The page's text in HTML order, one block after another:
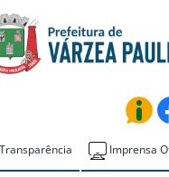
Transparência Imprensa